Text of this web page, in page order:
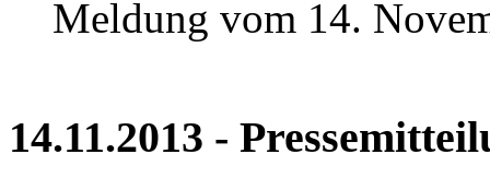
Meldung vom 14.
14.11.2013 -